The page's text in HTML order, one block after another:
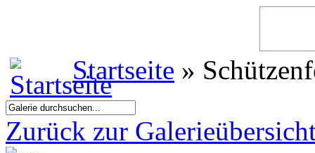
Startseite »
Zurück zur